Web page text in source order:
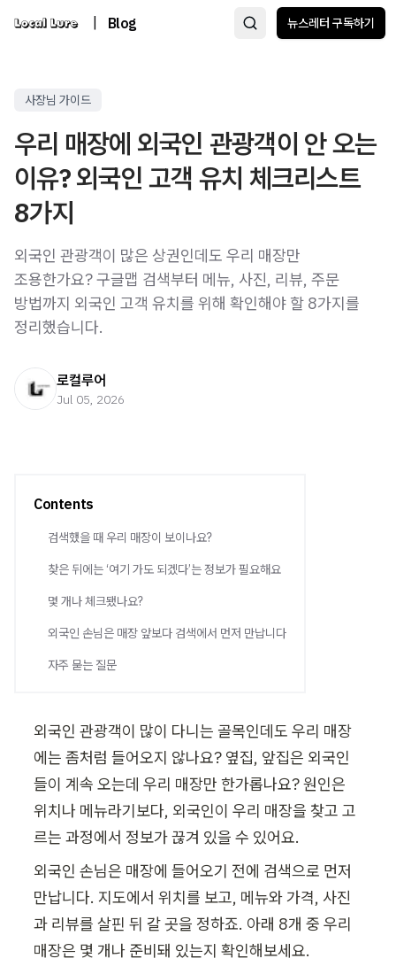
Blog 뉴스레터 구독하기
사장님 가이드
우리 매장에 외국인 관광객이 안 오는
이유? 외국인 고객 유치 체크리스트
8가지
외국인 관광객이 많은 상권인데도 우리 매장만
조용한가요? 구글맵 검색부터 메뉴, 사진, 리뷰, 주문
방법까지 외국인 고객 유치를 위해 확인해야 할 8가지를
정리했습니다.
로컬루어
Jul 05, 2026
Contents
검색했을 때 우리 매장이 보이나요?
찾은 뒤에는 ‘여기 가도 되겠다’는 정보가 필요해요
몇 개나 체크됐나요?
외국인 손님은 매장 앞보다 검색에서 먼저 만납니다
자주 묻는 질문
외국인 관광객이 많이 다니는 골목인데도 우리 매장
에는 좀처럼 들어오지 않나요? 옆집, 앞집은 외국인
들이 계속 오는데 우리 매장만 한가롭나요? 원인은
위치나 메뉴라기보다, 외국인이 우리 매장을 찾고 고
르는 과정에서 정보가 끊겨 있을 수 있어요.
외국인 손님은 매장에 들어오기 전에 검색으로 먼저
만납니다. 지도에서 위치를 보고, 메뉴와 가격, 사진
과 리뷰를 살핀 뒤 갈 곳을 정하죠. 아래 8개 중 우리
매장은 몇 개나 준비돼 있는지 확인해보세요.